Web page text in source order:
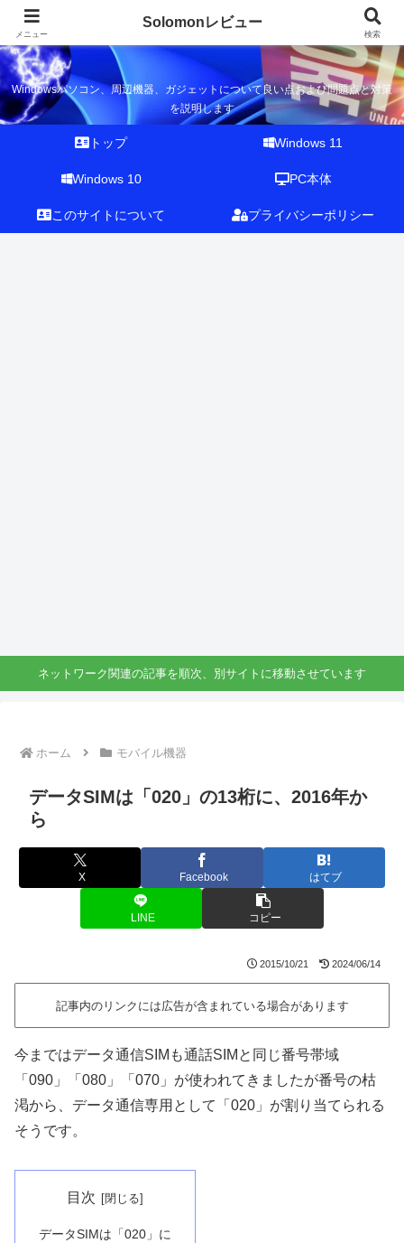
Solomonレビュー
Windowsパソコン、周辺機器、ガジェットについて良い点および問題点と対策
を説明します
トップ Windows 11
Windows 10 PC本体
このサイトについて プライバシーポリシー
ネットワーク関連の記事を順次、別サイトに移動させています
ホーム モバイル機器
データSIMは「020」の13桁に、2016年か
ら
X Facebook はてブ
LINE コピー
2015/10/21 2024/06/14
記事内のリンクには広告が含まれている場合があります
今まではデータ通信SIMも通話SIMと同じ番号帯域
「090」「080」「070」が使われてきましたが番号の枯
渇から、データ通信専用として「020」が割り当てられる
そうです。
目次
データSIMは「020」に
メニュー
Solomonレビュー
検索